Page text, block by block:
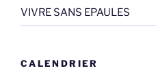
VIVRE SANS EPAULES
CALENDRIER